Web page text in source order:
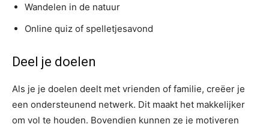
Wandelen in de natuur
Online quiz of spelletjesavond
Deel je doelen
Als je je doelen deelt met vrienden of familie, creëer je
een ondersteunend netwerk. Dit maakt het makkelijker
om vol te houden. Bovendien kunnen ze je motiveren